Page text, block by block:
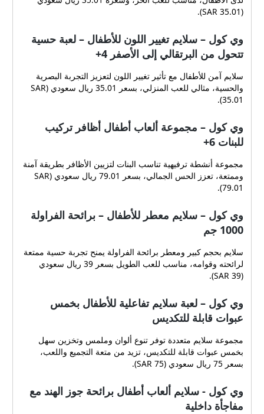
(SAR 35.01).
وي كول – سلايم تغيير اللون للأطفال – لعبة حسية
تتحول من البرتقالي إلى الأصفر 4+
سلايم آمن للأطفال مع تأثير تغيير اللون لتعزيز التجربة البصرية
والحسية، مثالي للعب المنزلي، بسعر 35.01 ريال سعودي (SAR
35.01).
وي كول – مجموعة ألعاب أطفال أظافر تركيب
للبنات 6+
مجموعة أنشطة ترفيهية تناسب البنات لتزيين الأظافر بطريقة آمنة
وممتعة، تعزز الحس الجمالي، بسعر 79.01 ريال سعودي (SAR
79.01).
وي كول – سلايم معطر للأطفال – برائحة الفراولة
1000 جم
سلايم بحجم كبير ومعطر برائحة الفراولة يمنح تجربة حسية ممتعة
لرائحته وقوامه، مناسب للعب الطويل بسعر 39 ريال سعودي
(SAR 39).
وي كول – لعبة سلايم تفاعلية للأطفال بخمس
عبوات قابلة للتكديس
مجموعة سلايم متعددة توفر تنوع ألوان وملمس وتخزين سهل
بخمس عبوات قابلة للتكديس، تزيد من متعة التجميع واللعب،
بسعر 75 ريال سعودي (SAR 75).
وي كول - سلايم ألعاب أطفال برائحة جوز الهند مع
مفاجأة داخلية